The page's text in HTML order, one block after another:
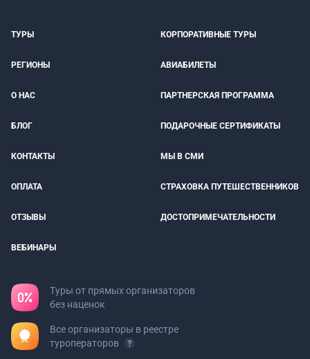
ТУРЫ КОРПОРАТИВНЫЕ ТУРЫ
РЕГИОНЫ АВИАБИЛЕТЫ
О НАС ПАРТНЕРСКАЯ ПРОГРАММА
БЛОГ ПОДАРОЧНЫЕ СЕРТИФИКАТЫ
КОНТАКТЫ МЫ В СМИ
ОПЛАТА СТРАХОВКА ПУТЕШЕСТВЕННИКОВ
ОТЗЫВЫ ДОСТОПРИМЕЧАТЕЛЬНОСТИ
ВЕБИНАРЫ
Туры от прямых организаторов
без наценок
Все организаторы в реестре
туроператоров